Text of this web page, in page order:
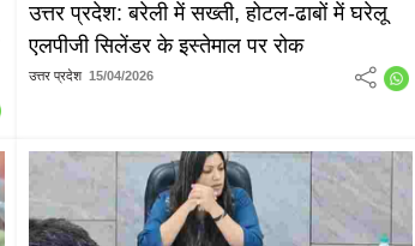
उत्तर प्रदेश: बरेली में सख्ती, होटल-ढाबों में घरेलू
एलपीजी सिलेंडर के इस्तेमाल पर रोक
उत्तर प्रदेश 15/04/2026